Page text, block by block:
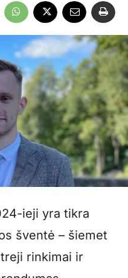
ieji yra tikra
šventė – šiemet
rinkimai ir